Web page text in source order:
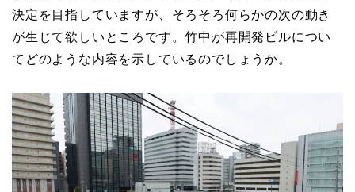
決定を目指していますが、そろそろ何らかの次の動き
が生じて欲しいところです。竹中が再開発ビルについ
てどのような内容を示しているのでしょうか。